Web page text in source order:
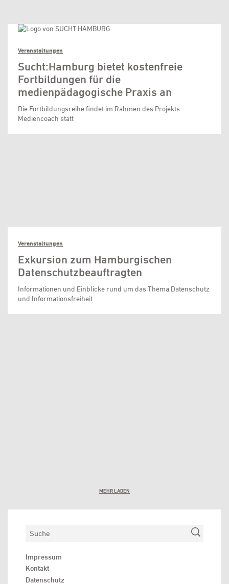
Veranstaltungen
Sucht:Hamburg bietet kostenfreie
Fortbildungen für die
medienpädagogische Praxis an
Die Fortbildungsreihe findet im Rahmen des Projekts
Mediencoach statt
Veranstaltungen
Exkursion zum Hamburgischen
Datenschutzbeauftragten
Informationen und Einblicke rund um das Thema Datenschutz
und Informationsfreiheit
MEHR LADEN
Suchen
Impressum
Kontakt
Datenschutz